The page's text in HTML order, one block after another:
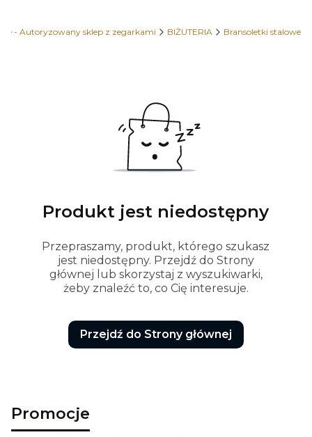
- Autoryzowany sklep z zegarkami BIŻUTERIA Bransoletki stalowe
Produkt jest niedostępny
Przepraszamy, produkt, którego szukasz
jest niedostępny. Przejdź do Strony
głównej lub skorzystaj z wyszukiwarki,
żeby znaleźć to, co Cię interesuje.
Przejdź do Strony głównej
Promocje